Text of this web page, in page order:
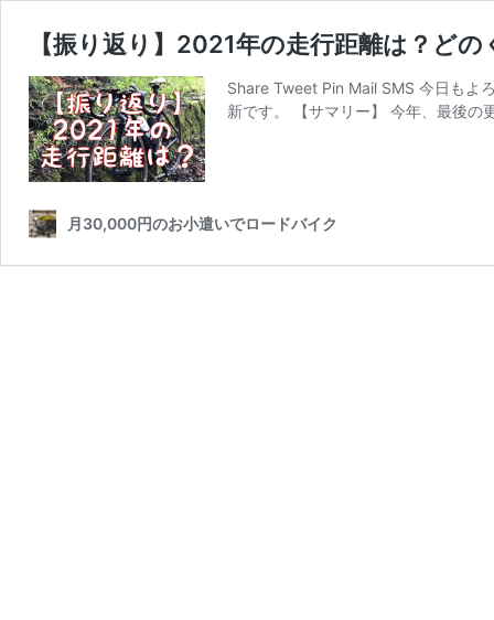
【振り返り】2021年の走行距離は？ど
Share Tweet Pin Mail SMS 今日
新です。 【サマリー】 今年、最後
月30,000円のお小遣いでロードバイク